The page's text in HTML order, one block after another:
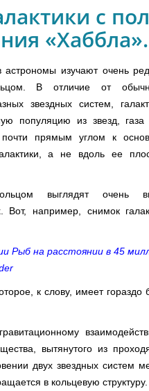
с
«Хаббла».
изучают очень
В отличие от
звездных систем,
популяцию из звезд,
прямым углом к
а не вдоль ее
выглядят очень
Вот, например, снимок
Рыб на расстоянии в 45
к слову, имеет гораздо
вытянутого из
двух звездных систем
в кольцевую структуру.